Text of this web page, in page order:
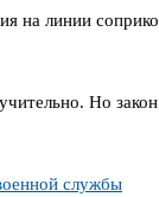
на линии
Но
службы